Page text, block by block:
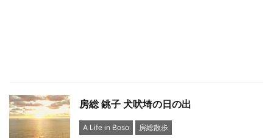
房総 銚子 犬吠埼の日の出
A Life in Boso 房総散歩